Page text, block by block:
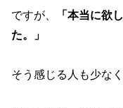
ですが、
「本当に欲
た。」
そう感じる人も少な